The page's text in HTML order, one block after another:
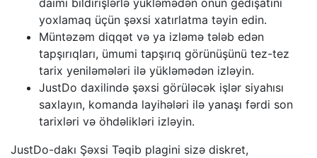
yoxlamaq üçün şəxsi xatırlatma təyin edin.
Müntəzəm diqqət və ya izləmə tələb edən
tapşırıqları, ümumi tapşırıq görünüşünü tez-tez
tarix yeniləmələri ilə yükləmədən izləyin.
JustDo daxilində şəxsi görüləcək işlər siyahısı
saxlayın, komanda layihələri ilə yanaşı fərdi son
tarixləri və öhdəlikləri izləyin.
JustDo-dakı Şəxsi Təqib plagini sizə diskret,